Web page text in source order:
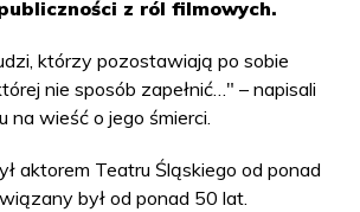
z ról filmowych.
którzy pozostawiają po sobie
nie sposób zapełnić…" – napisali
na wieść o jego śmierci.
aktorem Teatru Śląskiego od ponad
był od ponad 50 lat.